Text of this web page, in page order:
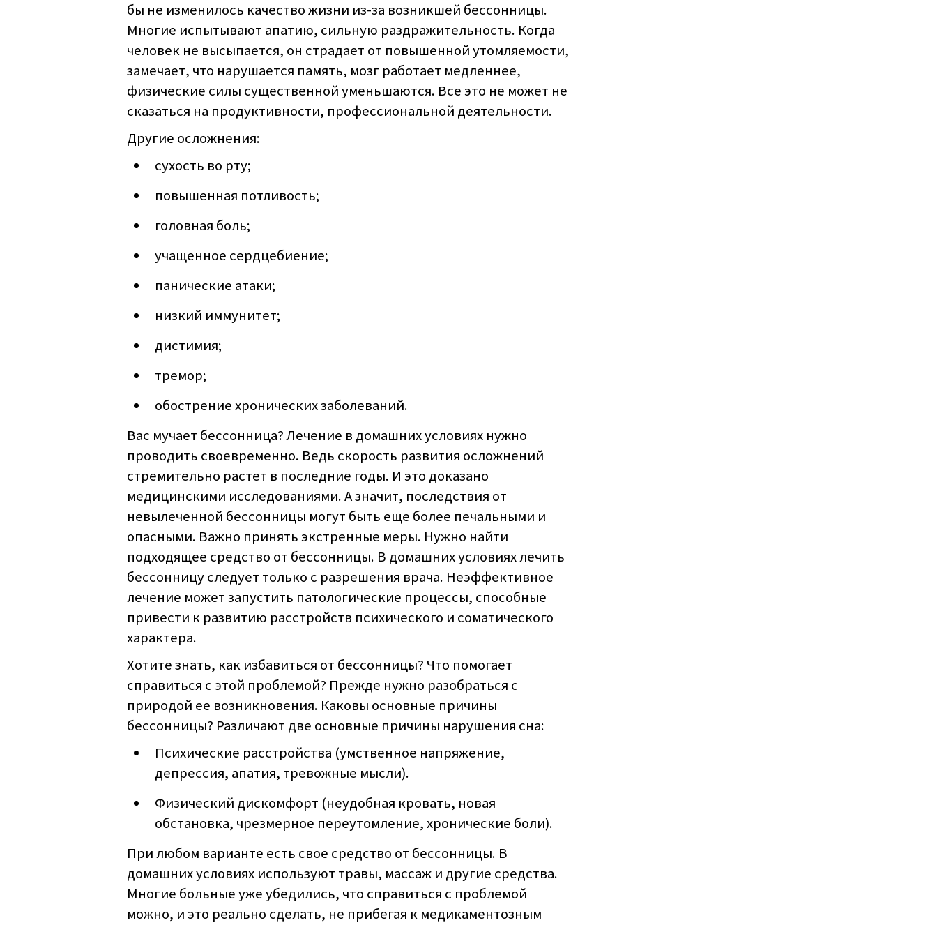
бы не изменилось качество жизни из-за возникшей бессонницы.
Многие испытывают апатию, сильную раздражительность. Когда
человек не высыпается, он страдает от повышенной утомляемости,
замечает, что нарушается память, мозг работает медленнее,
физические силы существенной уменьшаются. Все это не может не
сказаться на продуктивности, профессиональной деятельности.
Другие осложнения:
сухость во рту;
повышенная потливость;
головная боль;
учащенное сердцебиение;
панические атаки;
низкий иммунитет;
дистимия;
тремор;
обострение хронических заболеваний.
Вас мучает бессонница? Лечение в домашних условиях нужно
проводить своевременно. Ведь скорость развития осложнений
стремительно растет в последние годы. И это доказано
медицинскими исследованиями. А значит, последствия от
невылеченной бессонницы могут быть еще более печальными и
опасными. Важно принять экстренные меры. Нужно найти
подходящее средство от бессонницы. В домашних условиях лечить
бессонницу следует только с разрешения врача. Неэффективное
лечение может запустить патологические процессы, способные
привести к развитию расстройств психического и соматического
характера.
Хотите знать, как избавиться от бессонницы? Что помогает
справиться с этой проблемой? Прежде нужно разобраться с
природой ее возникновения. Каковы основные причины
бессонницы? Различают две основные причины нарушения сна:
Психические расстройства (умственное напряжение,
депрессия, апатия, тревожные мысли).
Физический дискомфорт (неудобная кровать, новая
обстановка, чрезмерное переутомление, хронические боли).
При любом варианте есть свое средство от бессонницы. В
домашних условиях используют травы, массаж и другие средства.
Многие больные уже убедились, что справиться с проблемой
можно, и это реально сделать, не прибегая к медикаментозным